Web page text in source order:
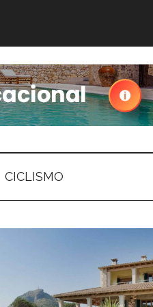
CICLISMO
principal